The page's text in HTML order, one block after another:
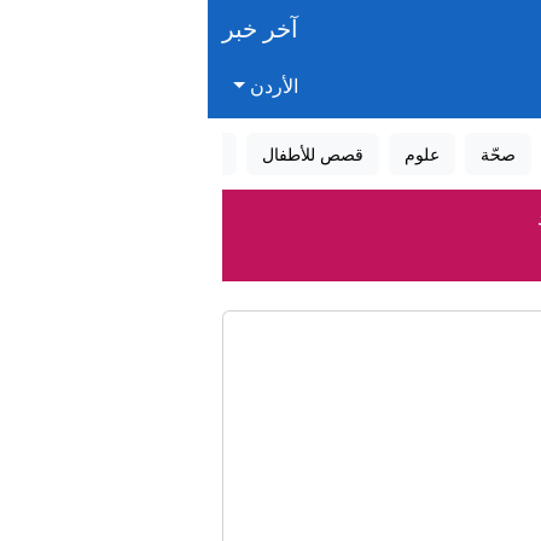
آخر خبر
الأردن
صحّة علوم قصص للأطفال
الذخيرة